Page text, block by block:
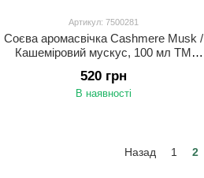
Артикул: 7500281
Соєва аромасвічка Cashmere Musk /
Кашеміровий мускус, 100 мл ТМ
520 грн
В наявності
Назад 1 2